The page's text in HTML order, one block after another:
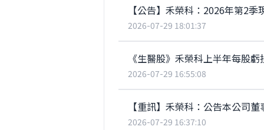
【公告】禾榮科：2026年第2季
2026-07-29 18:01:37
《生醫股》禾榮科上半年每股虧
2026-07-29 16:55:08
【重訊】禾榮科：公告本公司
2026-07-29 16:37:10